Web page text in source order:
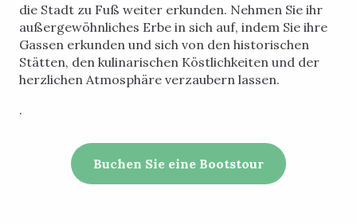
die Stadt zu Fuß weiter erkunden. Nehmen Sie ihr
außergewöhnliches Erbe in sich auf, indem Sie ihre
Gassen erkunden und sich von den historischen
Stätten, den kulinarischen Köstlichkeiten und der
herzlichen Atmosphäre verzaubern lassen.
.
Buchen Sie eine Bootstour